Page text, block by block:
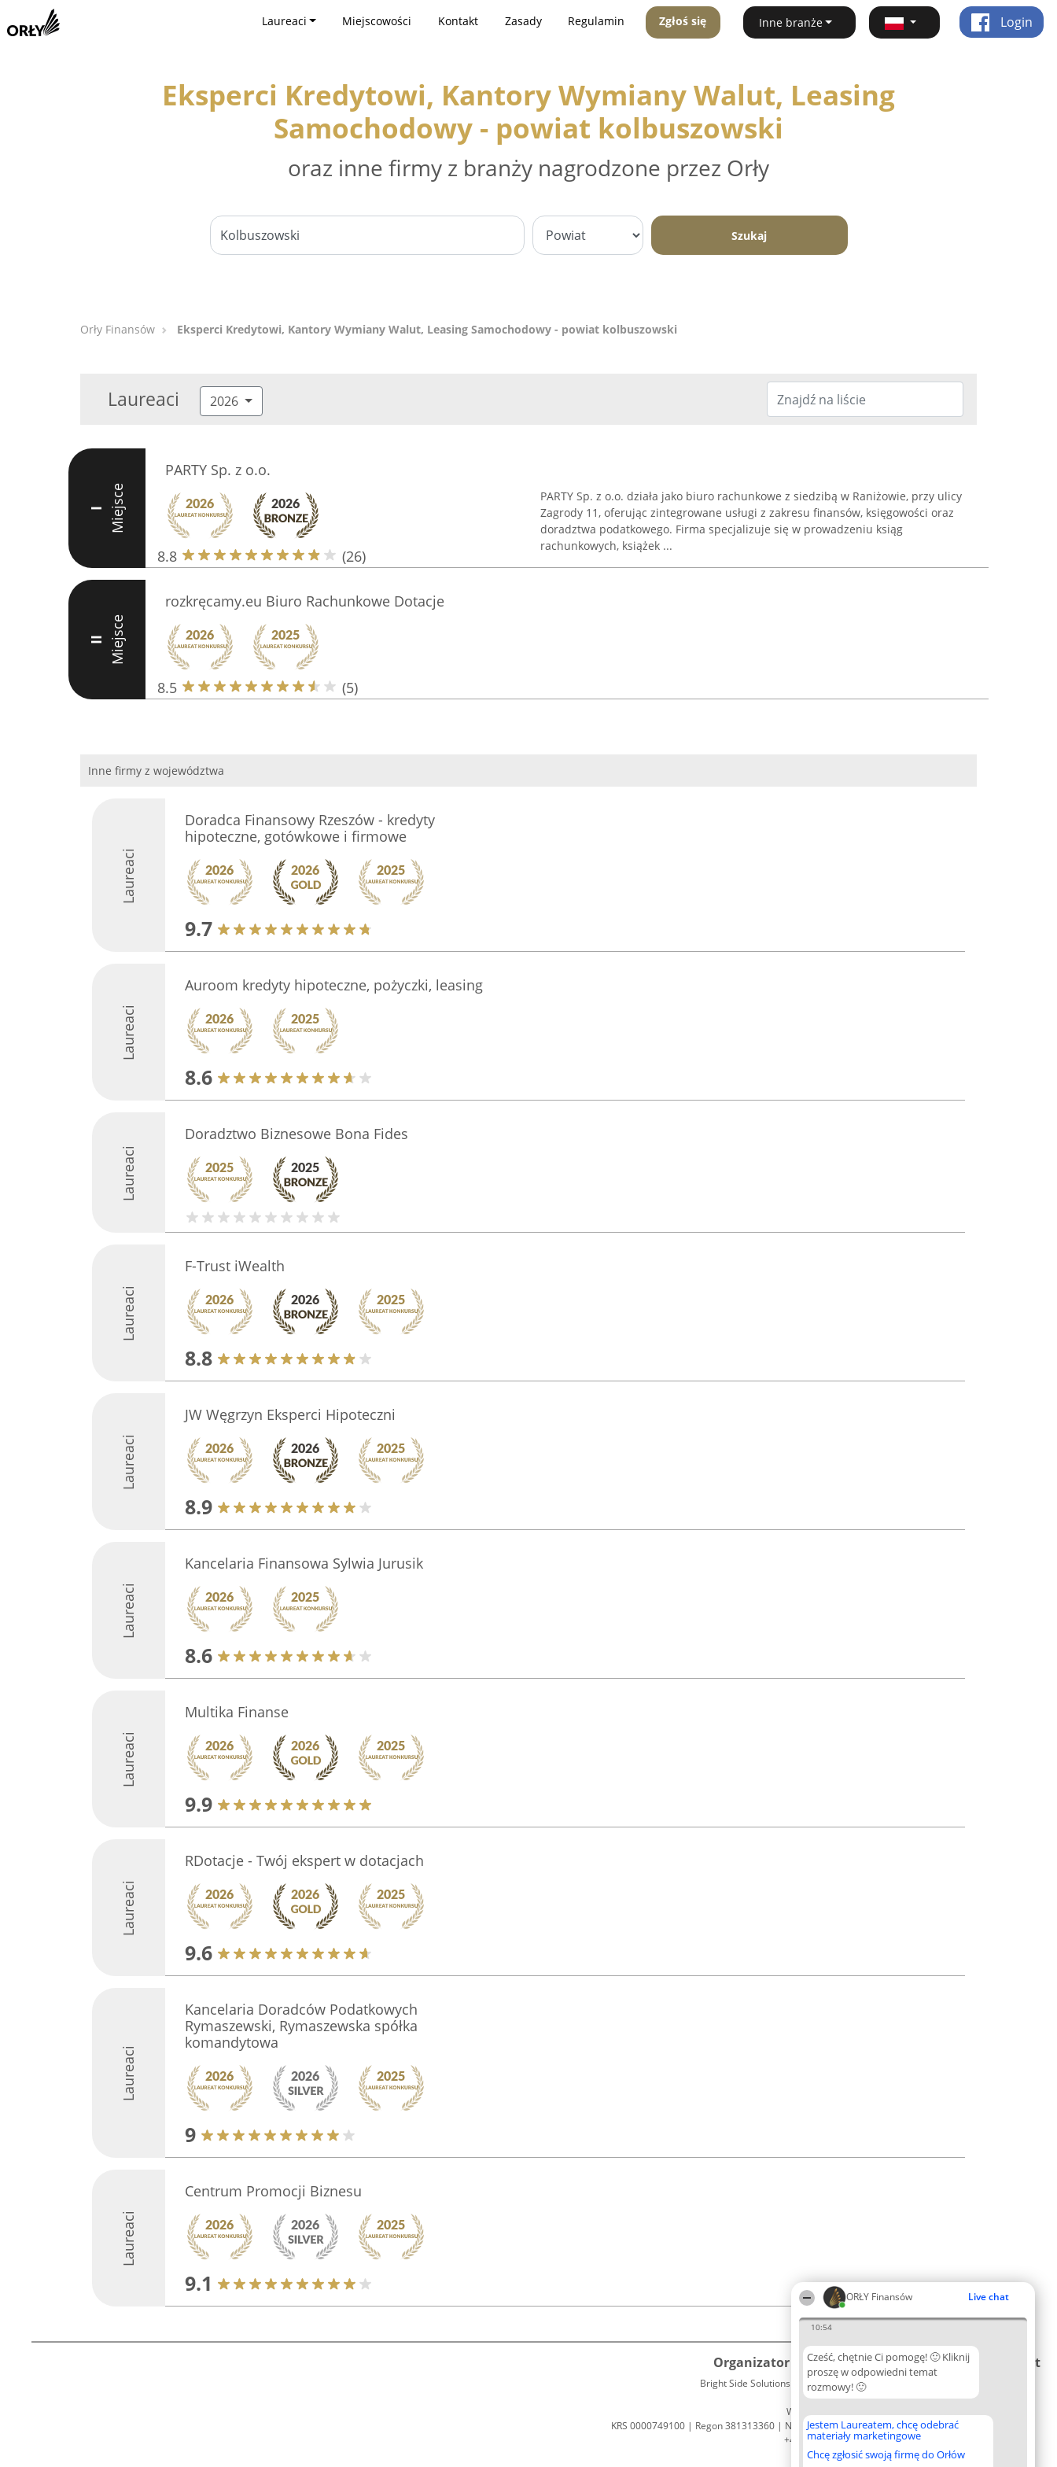
ORŁY Finansów Live chat
10:54
Cześć, chętnie Ci pomogę! 🙂 Kliknij
proszę w odpowiedni temat
rozmowy! 🙂
Jestem Laureatem, chcę odebrać
materiały marketingowe
Chcę zgłosić swoją firmę do Orłów
Laureaci Miejscowości Kontakt Zasady Regulamin Zgłoś się Inne branże Login
Eksperci Kredytowi, Kantory Wymiany Walut, Leasing
Samochodowy - powiat kolbuszowski
oraz inne firmy z branży nagrodzone przez Orły
Szukaj
Orły Finansów Eksperci Kredytowi, Kantory Wymiany Walut, Leasing Samochodowy - powiat kolbuszowski
Laureaci 2026
I Miejsce
PARTY Sp. z o.o.
8.8 (26)
PARTY Sp. z o.o. działa jako biuro rachunkowe z siedzibą w Raniżowie, przy ulicy
Zagrody 11, oferując zintegrowane usługi z zakresu finansów, księgowości oraz
doradztwa podatkowego. Firma specjalizuje się w prowadzeniu ksiąg
rachunkowych, książek ...
II Miejsce
rozkręcamy.eu Biuro Rachunkowe Dotacje
8.5 (5)
Inne firmy z województwa
Laureaci
Doradca Finansowy Rzeszów - kredyty
hipoteczne, gotówkowe i firmowe
9.7
Laureaci
Auroom kredyty hipoteczne, pożyczki, leasing
8.6
Laureaci
Doradztwo Biznesowe Bona Fides
Laureaci
F-Trust iWealth
8.8
Laureaci
JW Węgrzyn Eksperci Hipoteczni
8.9
Laureaci
Kancelaria Finansowa Sylwia Jurusik
8.6
Laureaci
Multika Finanse
9.9
Laureaci
RDotacje - Twój ekspert w dotacjach
9.6
Laureaci
Kancelaria Doradców Podatkowych
Rymaszewski, Rymaszewska spółka
komandytowa
9
Laureaci
Centrum Promocji Biznesu
9.1
Organizator plebiscytu
Bright Side Solutions sp. z o. o. sp. k.
ul. Ruska 22
Wrocław 50-079
KRS 0000749100 | Regon 381313360 | NIP 8943132676
+48 508 492 400
Plebiscyt
Lista
Laureatów
Zasady
Regulamin
Kontakt